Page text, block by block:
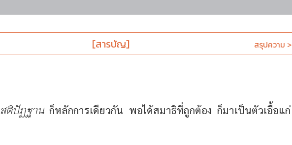
[สารบัญ] สรุปความ >
สติปัฏฐานก็หลักการเดียวกัน พอได้สมาธิที่ถูกต้อง ก็มาเป็นตัวเอื้อแก่